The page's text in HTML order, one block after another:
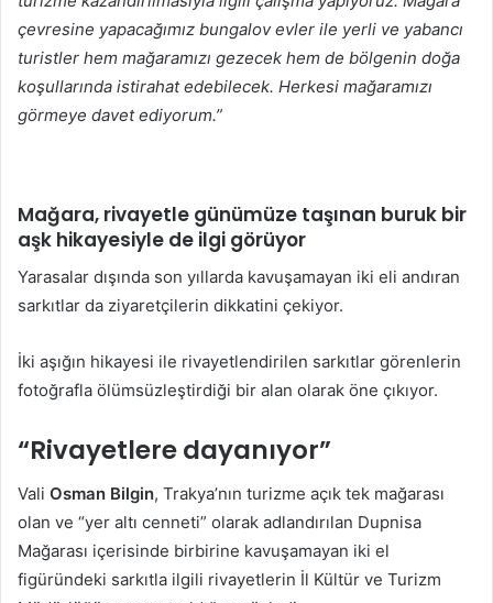
çevresine yapacağımız bungalov evler ile yerli ve yabancı
turistler hem mağaramızı gezecek hem de bölgenin doğa
koşullarında istirahat edebilecek. Herkesi mağaramızı
görmeye davet ediyorum.”
Mağara, rivayetle günümüze taşınan buruk bir
aşk hikayesiyle de ilgi görüyor
Yarasalar dışında son yıllarda kavuşamayan iki eli andıran
sarkıtlar da ziyaretçilerin dikkatini çekiyor.
İki aşığın hikayesi ile rivayetlendirilen sarkıtlar görenlerin
fotoğrafla ölümsüzleştirdiği bir alan olarak öne çıkıyor.
“Rivayetlere dayanıyor”
Vali Osman Bilgin, Trakya’nın turizme açık tek mağarası
olan ve “yer altı cenneti” olarak adlandırılan Dupnisa
Mağarası içerisinde birbirine kavuşamayan iki el
figüründeki sarkıtla ilgili rivayetlerin İl Kültür ve Turizm